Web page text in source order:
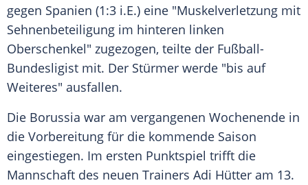
gegen Spanien (1:3 i.E.) eine "Muskelverletzung mit
Sehnenbeteiligung im hinteren linken
Oberschenkel" zugezogen, teilte der Fußball-
Bundesligist mit. Der Stürmer werde "bis auf
Weiteres" ausfallen.
Die Borussia war am vergangenen Wochenende in
die Vorbereitung für die kommende Saison
eingestiegen. Im ersten Punktspiel trifft die
Mannschaft des neuen Trainers Adi Hütter am 13.